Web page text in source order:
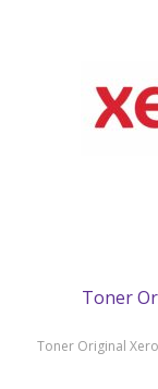
Toner
Toner Original